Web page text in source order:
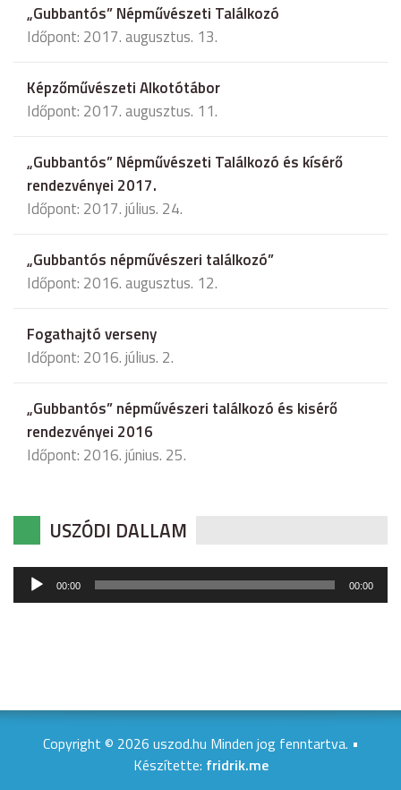
„Gubbantós” Népművészeti Találkozó
Időpont: 2017. augusztus. 13.
Képzőművészeti Alkotótábor
Időpont: 2017. augusztus. 11.
„Gubbantós” Népművészeti Találkozó és kísérő
rendezvényei 2017.
Időpont: 2017. július. 24.
„Gubbantós népművészeri találkozó”
Időpont: 2016. augusztus. 12.
Fogathajtó verseny
Időpont: 2016. július. 2.
„Gubbantós” népművészeri találkozó és kisérő
rendezvényei 2016
Időpont: 2016. június. 25.
USZÓDI DALLAM
Audió
lejátszó
00:00 00:00
Copyright © 2026 uszod.hu Minden jog fenntartva. •
Készítette: fridrik.me